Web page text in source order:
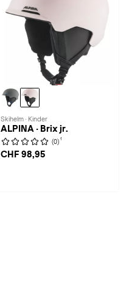
Skihelm · Kinder
ALPINA · Brix jr.
(0) 1
CHF 98,95